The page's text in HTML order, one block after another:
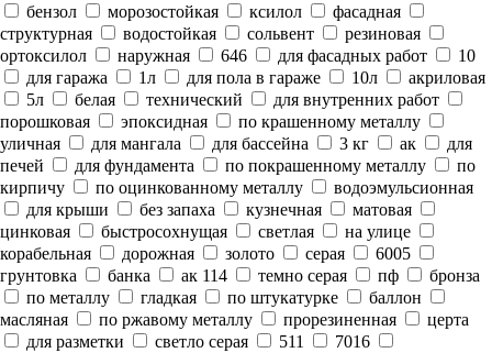
бензол
морозостойкая ксилол
фасадная
структурная
водостойкая сольвент
резиновая
ортоксилол
наружная 646 для фасадных работ
10
для гаража
1л для пола в гараже 10л
акриловая
5л
белая технический
для внутренних работ
порошковая
эпоксидная
по крашенному металлу
уличная
для мангала для бассейна 3 кг ак
для
печей
для фундамента по покрашенному металлу
по
кирпичу
по оцинкованному металлу
водоэмульсионная
для крыши
без запаха кузнечная
матовая
цинковая
быстросохнущая светлая
на улице
корабельная
дорожная золото серая
6005
грунтовка
банка ак 114 темно серая пф
бронза
по металлу
гладкая по штукатурке
баллон
масляная
по ржавому металлу прорезиненная
церта
для разметки
светло серая 511
7016